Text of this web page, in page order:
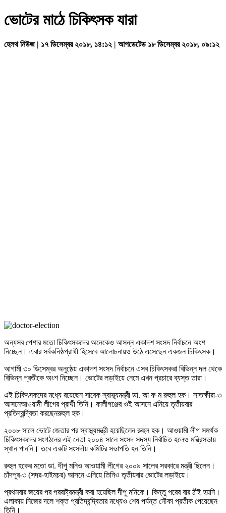
ভোটের মাঠে চিকিৎসক যারা
হেলথ নিউজ | ১৭ ডিসেম্বর ২০১৮, ১৪:১২ | আপডেটেড ১৮ ডিসেম্বর ২০১৮, ০৯:১২
অন্যসব পেশার মতো চিকিৎসকদের অনেকেও আসন্ন একাদশ সংসদ নির্বাচনে অংশ
নিচ্ছেন। এবার সর্বকনিষ্ঠপ্রার্থী হিসেবে আলোচনায়ও উঠে এসেছেন একজন চিকিৎসক।
আগামী ৩০ ডিসেম্বর অনুষ্ঠেয় একাদশ সংসদ নির্বাচনে এসব চিকিৎসকরা বিভিন্ন দল থেকে
বিভিন্ন প্রতীকে অংশ নিচ্ছেন। ভোটের লড়াইয়ে নেমে এখন প্রচারে ব্যস্ত তারা।
এই চিকিৎসকদের মধ্যে রয়েছেন সাবেক স্বাস্থ্যমন্ত্রী ডা. আ ফ ম রুহুল হক। সাতক্ষীরা-৩
আসনেআওয়ামী লীগের প্রার্থী তিনি। কালীগঞ্জের ওই আসনে এনিয়ে তৃতীয়বার
প্রতিদ্বন্দ্বিতা করছেনরুহুল হক।
২০০৮ সালে ভোটে জেতার পর স্বাস্থ্যমন্ত্রী হয়েছিলেন রুহুল হক। আওয়ামী লীগ সমর্থক
চিকিৎসকদের সংগঠনের এই নেতা ২০০৪ সালে সংসদ সদস্য নির্বাচিত হলেও মন্ত্রিসভায়
স্থান পাননি। তবে একটি সংসদীয় কমিটির সভাপতি হন তিনি।
রুহুল হকের মতো ডা. দীপু মনিও আওয়ামী লীগের ২০০৯ সালের সরকারে মন্ত্রী ছিলেন।
চাঁদপুর-৩ (সদর-হাইমচর) আসনে এনিয়ে তিনিও তৃতীয়বার ভোটের লড়াইয়ে।
প্রথমবার জয়ের পর পররাষ্ট্রমন্ত্রী করা হয়েছিল দীপু মনিকে। কিন্তু পরের বার ঠাঁই হয়নি।
এলাকায় নিজের দলে শক্ত প্রতিদ্বন্দ্বিতার মধ্যেও শেষ পর্যন্ত নৌকা প্রতীক পেয়েছেন
তিনি।